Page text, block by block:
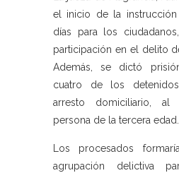
el inicio de la
días para los
participación en el delito
Además, se dictó
cuatro de los
arresto domiciliario,
persona de la tercera edad.
Los procesados
agrupación delictiva